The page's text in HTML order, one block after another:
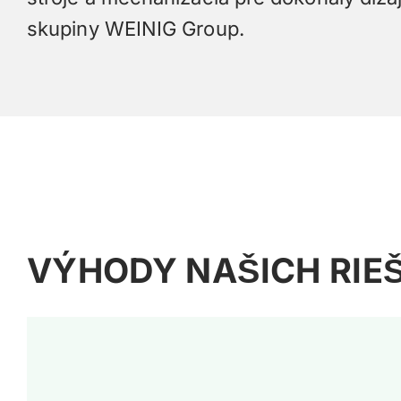
skupiny WEINIG Group.
VÝHODY NAŠICH